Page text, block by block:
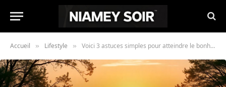
Accueil » Lifestyle » Voici 3 astuces simples pour atteindre le bonheur en un rien de temps